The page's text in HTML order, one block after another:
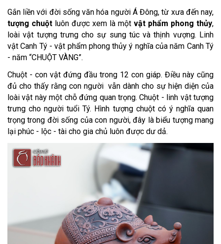
Gắn liền với đời sống văn hóa người Á Đông, từ xưa đến nay,
tượng chuột luôn được xem là một vật phẩm phong thủy,
loài vật tượng trưng cho sự sung túc và thịnh vượng. Linh
vật Canh Tý - vật phẩm phong thủy ý nghĩa của năm Canh Tý
- năm “CHUỘT VÀNG”.
Chuột - con vật đứng đầu trong 12 con giáp. Điều này cũng
đủ cho thấy rằng con người vẫn dành cho sự hiện diện của
loài vật này một chỗ đứng quan trọng. Chuột - linh vật tượng
trưng cho người tuổi Tý. Hình tượng chuột có ý nghĩa quan
trọng trong đời sống của con người, đây là biểu tượng mang
lại phúc - lộc - tài cho gia chủ luôn được dư dả.